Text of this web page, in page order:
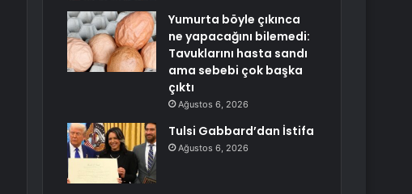
Yumurta böyle çıkınca
ne yapacağını bilemedi:
Tavuklarını hasta sandı
ama sebebi çok başka
çıktı
Ağustos 6, 2026
Tulsi Gabbard’dan İstifa
Ağustos 6, 2026